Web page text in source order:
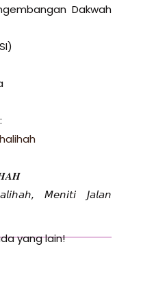
Dakwah
𝘔𝘦𝘯𝘪𝘵𝘪 𝘑𝘢𝘭𝘢𝘯
yang lain!